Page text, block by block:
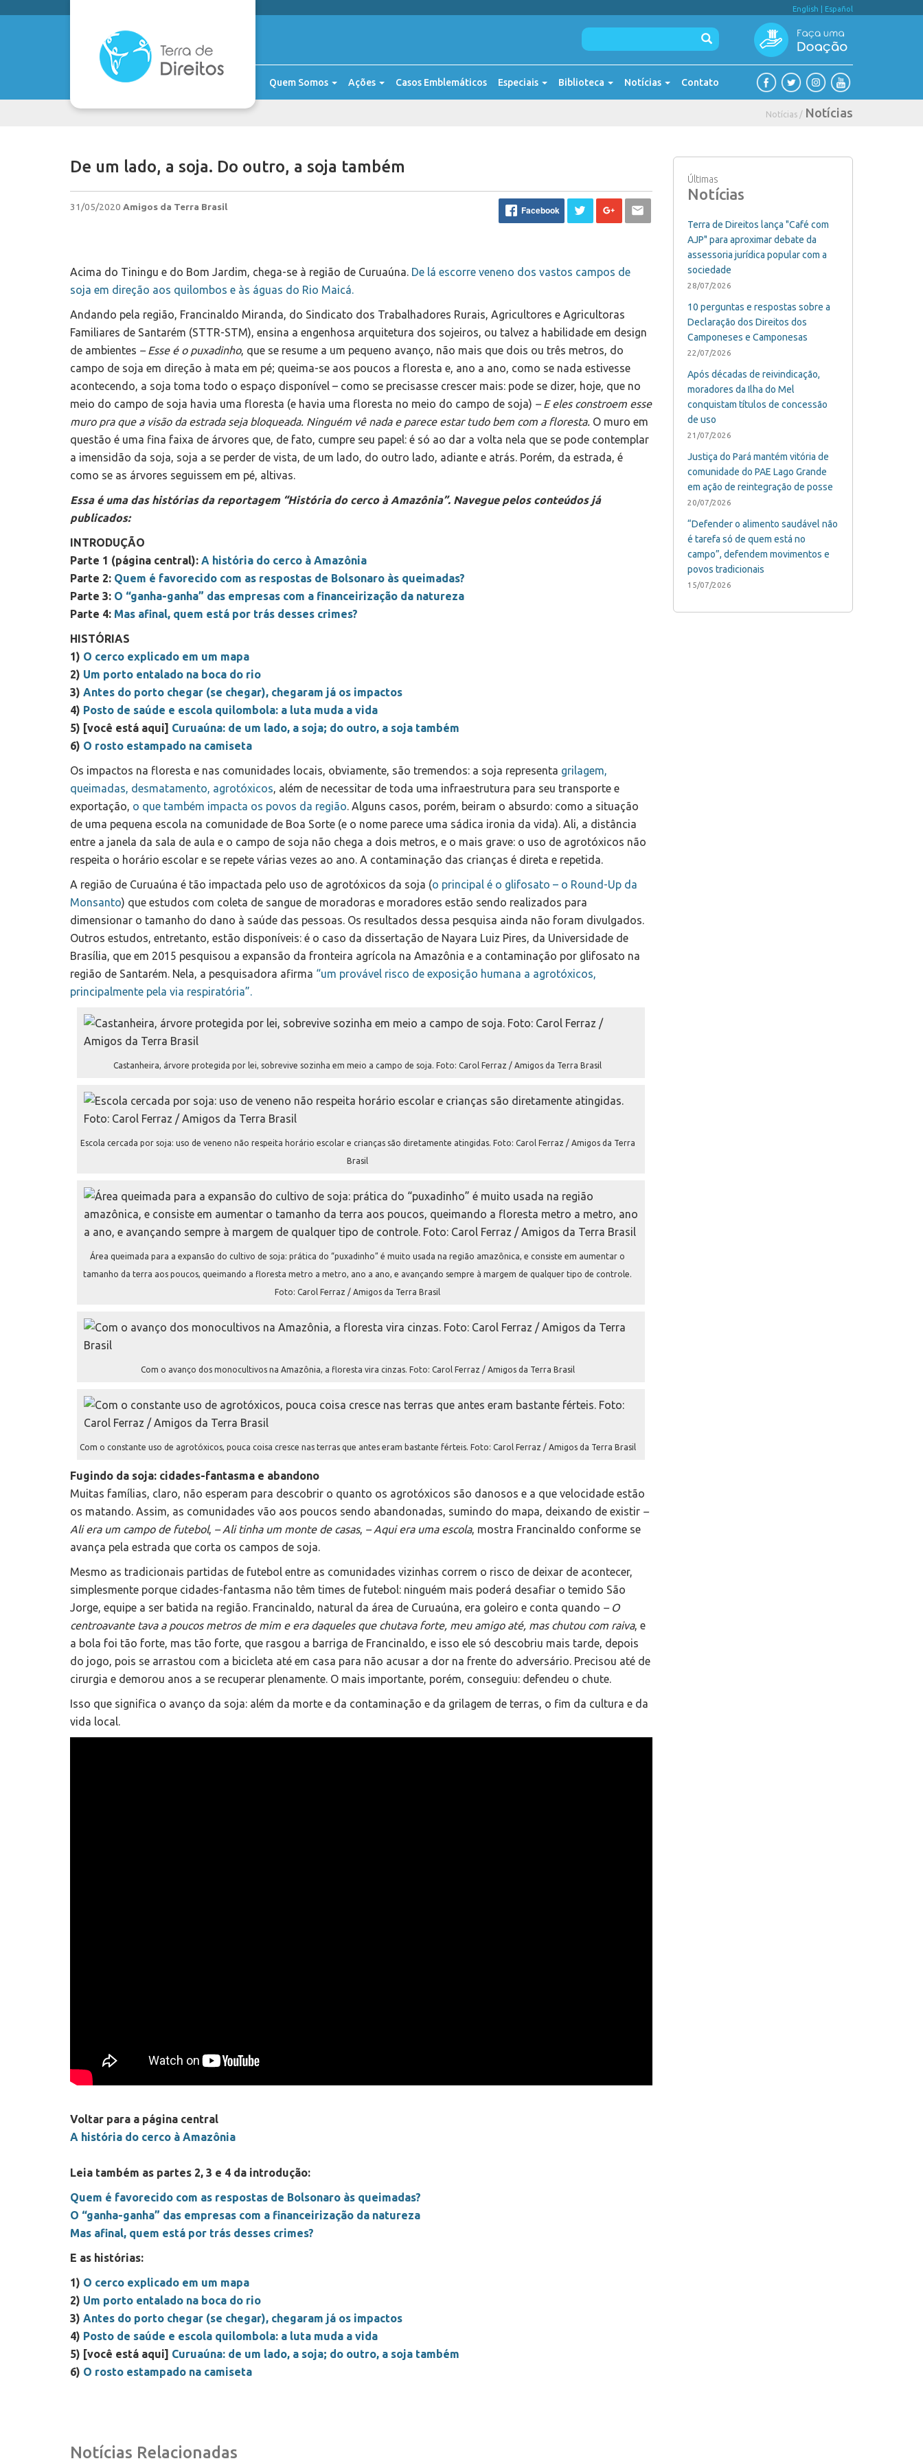
English Español
Quem Somos Ações Casos Emblemáticos Especiais Biblioteca Notícias Contato
Notícias / Notícias
De um lado, a soja. Do outro, a soja também
31/05/2020 Amigos da Terra Brasil Facebook
Acima do Tiningu e do Bom Jardim, chega-se à região de Curuaúna. De lá escorre veneno dos vastos campos de
soja em direção aos quilombos e às águas do Rio Maicá.
Andando pela região, Francinaldo Miranda, do Sindicato dos Trabalhadores Rurais, Agricultores e Agricultoras
Familiares de Santarém (STTR-STM), ensina a engenhosa arquitetura dos sojeiros, ou talvez a habilidade em design
de ambientes – Esse é o puxadinho, que se resume a um pequeno avanço, não mais que dois ou três metros, do
campo de soja em direção à mata em pé; queima-se aos poucos a floresta e, ano a ano, como se nada estivesse
acontecendo, a soja toma todo o espaço disponível – como se precisasse crescer mais: pode se dizer, hoje, que no
meio do campo de soja havia uma floresta (e havia uma floresta no meio do campo de soja) – E eles constroem esse
muro pra que a visão da estrada seja bloqueada. Ninguém vê nada e parece estar tudo bem com a floresta. O muro em
questão é uma fina faixa de árvores que, de fato, cumpre seu papel: é só ao dar a volta nela que se pode contemplar
a imensidão da soja, soja a se perder de vista, de um lado, do outro lado, adiante e atrás. Porém, da estrada, é
como se as árvores seguissem em pé, altivas.
Essa é uma das histórias da reportagem “História do cerco à Amazônia”. Navegue pelos conteúdos já
publicados:
INTRODUÇÃO
Parte 1 (página central): A história do cerco à Amazônia
Parte 2: Quem é favorecido com as respostas de Bolsonaro às queimadas?
Parte 3: O “ganha-ganha” das empresas com a financeirização da natureza
Parte 4: Mas afinal, quem está por trás desses crimes?
HISTÓRIAS
1) O cerco explicado em um mapa
2) Um porto entalado na boca do rio
3) Antes do porto chegar (se chegar), chegaram já os impactos
4) Posto de saúde e escola quilombola: a luta muda a vida
5) [você está aqui] Curuaúna: de um lado, a soja; do outro, a soja também
6) O rosto estampado na camiseta
Os impactos na floresta e nas comunidades locais, obviamente, são tremendos: a soja representa grilagem,
queimadas, desmatamento, agrotóxicos, além de necessitar de toda uma infraestrutura para seu transporte e
exportação, o que também impacta os povos da região. Alguns casos, porém, beiram o absurdo: como a situação
de uma pequena escola na comunidade de Boa Sorte (e o nome parece uma sádica ironia da vida). Ali, a distância
entre a janela da sala de aula e o campo de soja não chega a dois metros, e o mais grave: o uso de agrotóxicos não
respeita o horário escolar e se repete várias vezes ao ano. A contaminação das crianças é direta e repetida.
A região de Curuaúna é tão impactada pelo uso de agrotóxicos da soja (o principal é o glifosato – o Round-Up da
Monsanto) que estudos com coleta de sangue de moradoras e moradores estão sendo realizados para
dimensionar o tamanho do dano à saúde das pessoas. Os resultados dessa pesquisa ainda não foram divulgados.
Outros estudos, entretanto, estão disponíveis: é o caso da dissertação de Nayara Luiz Pires, da Universidade de
Brasília, que em 2015 pesquisou a expansão da fronteira agrícola na Amazônia e a contaminação por glifosato na
região de Santarém. Nela, a pesquisadora afirma “um provável risco de exposição humana a agrotóxicos,
principalmente pela via respiratória”.
Castanheira, árvore protegida por lei, sobrevive sozinha em meio a campo de soja. Foto: Carol Ferraz / Amigos da Terra Brasil
Escola cercada por soja: uso de veneno não respeita horário escolar e crianças são diretamente atingidas. Foto: Carol Ferraz / Amigos da Terra
Brasil
Área queimada para a expansão do cultivo de soja: prática do “puxadinho” é muito usada na região amazônica, e consiste em aumentar o
tamanho da terra aos poucos, queimando a floresta metro a metro, ano a ano, e avançando sempre à margem de qualquer tipo de controle.
Foto: Carol Ferraz / Amigos da Terra Brasil
Com o avanço dos monocultivos na Amazônia, a floresta vira cinzas. Foto: Carol Ferraz / Amigos da Terra Brasil
Com o constante uso de agrotóxicos, pouca coisa cresce nas terras que antes eram bastante férteis. Foto: Carol Ferraz / Amigos da Terra Brasil
Fugindo da soja: cidades-fantasma e abandono
Muitas famílias, claro, não esperam para descobrir o quanto os agrotóxicos são danosos e a que velocidade estão
os matando. Assim, as comunidades vão aos poucos sendo abandonadas, sumindo do mapa, deixando de existir –
Ali era um campo de futebol, – Ali tinha um monte de casas, – Aqui era uma escola, mostra Francinaldo conforme se
avança pela estrada que corta os campos de soja.
Mesmo as tradicionais partidas de futebol entre as comunidades vizinhas correm o risco de deixar de acontecer,
simplesmente porque cidades-fantasma não têm times de futebol: ninguém mais poderá desafiar o temido São
Jorge, equipe a ser batida na região. Francinaldo, natural da área de Curuaúna, era goleiro e conta quando – O
centroavante tava a poucos metros de mim e era daqueles que chutava forte, meu amigo até, mas chutou com raiva, e
a bola foi tão forte, mas tão forte, que rasgou a barriga de Francinaldo, e isso ele só descobriu mais tarde, depois
do jogo, pois se arrastou com a bicicleta até em casa para não acusar a dor na frente do adversário. Precisou até de
cirurgia e demorou anos a se recuperar plenamente. O mais importante, porém, conseguiu: defendeu o chute.
Isso que significa o avanço da soja: além da morte e da contaminação e da grilagem de terras, o fim da cultura e da
vida local.
Voltar para a página central
A história do cerco à Amazônia
Leia também as partes 2, 3 e 4 da introdução:
Quem é favorecido com as respostas de Bolsonaro às queimadas?
O “ganha-ganha” das empresas com a financeirização da natureza
Mas afinal, quem está por trás desses crimes?
E as histórias:
1) O cerco explicado em um mapa
2) Um porto entalado na boca do rio
3) Antes do porto chegar (se chegar), chegaram já os impactos
4) Posto de saúde e escola quilombola: a luta muda a vida
5) [você está aqui] Curuaúna: de um lado, a soja; do outro, a soja também
6) O rosto estampado na camiseta
Notícias Relacionadas
Últimas
Notícias
Terra de Direitos lança "Café com
AJP" para aproximar debate da
assessoria jurídica popular com a
sociedade
28/07/2026
10 perguntas e respostas sobre a
Declaração dos Direitos dos
Camponeses e Camponesas
22/07/2026
Após décadas de reivindicação,
moradores da Ilha do Mel
conquistam títulos de concessão
de uso
21/07/2026
Justiça do Pará mantém vitória de
comunidade do PAE Lago Grande
em ação de reintegração de posse
20/07/2026
“Defender o alimento saudável não
é tarefa só de quem está no
campo”, defendem movimentos e
povos tradicionais
15/07/2026